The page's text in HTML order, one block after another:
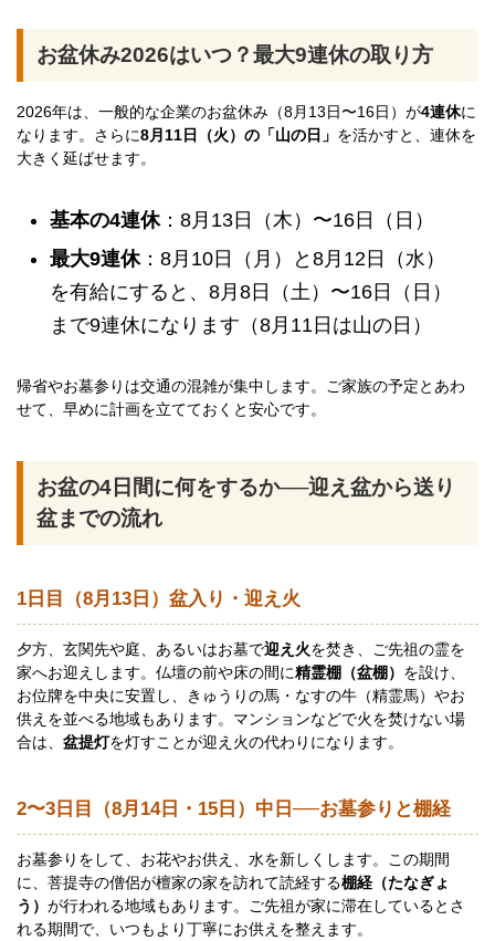
お盆休み2026はいつ？最大9連休の取り方
2026年は、一般的な企業のお盆休み（8月13日〜16日）が4連休に
なります。さらに8月11日（火）の「山の日」 を活かすと、連休を
大きく延ばせます。
基本の4連休：8月13日（木）〜16日（日）
最大9連休：8月10日（月）と8月12日（水）
を有給にすると、8月8日（土）〜16日（日）
まで9連休になります（8月11日は山の日）
帰省やお墓参りは交通の混雑が集中します。ご家族の予定とあわ
せて、早めに計画を立てておくと安心です。
お盆の4日間に何をするか──迎え盆から送り
盆までの流れ
1日目（8月13日）盆入り・迎え火
夕方、玄関先や庭、あるいはお墓で迎え火を焚き、ご先祖の霊を
家へお迎えします。仏壇の前や床の間に精霊棚（盆棚） を設け、
お位牌を中央に安置し、きゅうりの馬・なすの牛（精霊馬）やお
供えを並べる地域もあります。マンションなどで火を焚けない場
合は、 盆提灯を灯すことが迎え火の代わりになります。
2〜3日目（8月14日・15日）中日──お墓参りと棚経
お墓参りをして、お花やお供え、水を新しくします。この期間
に、菩提寺の僧侶が檀家の家を訪れて読経する棚経（たなぎょ
う） が行われる地域もあります。ご先祖が家に滞在しているとさ
れる期間で、いつもより丁寧にお供えを整えます。